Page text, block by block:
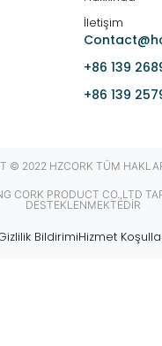
İletişim
+86 139
+86 139
© 2022 HZCORK TÜM
CORK PRODUCT CO.,LTD
DESTEKLENMEKTEDIR
BildirimiHizmet